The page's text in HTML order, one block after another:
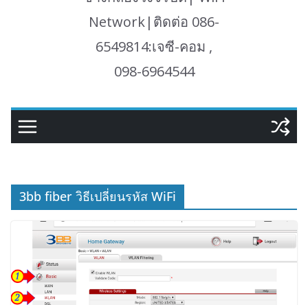
Network|ติดต่อ 086-
6549814:เจซี-คอม ,
098-6964544
3bb fiber วิธีเปลี่ยนรหัส WiFi